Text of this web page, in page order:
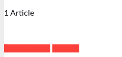
1 Article